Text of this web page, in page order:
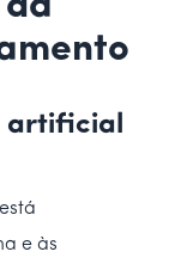
artificial
e às